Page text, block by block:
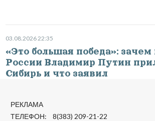
03.08.2026 22:35
«Это большая победа»:
России Владимир Путин
Сибирь и что заявил
РЕКЛАМА
ТЕЛЕФОН: 8(383) 209-21-22